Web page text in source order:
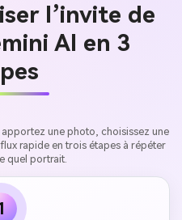
l’invite de
AI en 3
une photo, choisissez une
rapide en trois étapes à répéter
quel portrait.